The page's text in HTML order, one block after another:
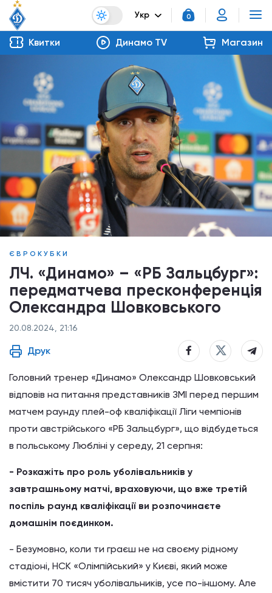
Укр 0
Квитки Динамо TV Магазин
ЄВРОКУБКИ
ЛЧ. «Динамо» – «РБ Зальцбург»:
передматчева пресконференція
Олександра Шовковського
20.08.2024, 21:16
Друк
Головний тренер «Динамо» Олександр Шовковський
відповів на питання представників ЗМІ перед першим
матчем раунду плей-оф кваліфікації Ліги чемпіонів
проти австрійського «РБ Зальцбург», що відбудеться
в польському Любліні у середу, 21 серпня:
- Розкажіть про роль уболівальників у
завтрашньому матчі, враховуючи, що вже третій
поспіль раунд кваліфікації ви розпочинаєте
домашнім поєдинком.
- Безумовно, коли ти граєш не на своєму рідному
стадіоні, НСК «Олімпійський» у Києві, який може
вмістити 70 тисяч уболівальників, усе по-іншому. Але